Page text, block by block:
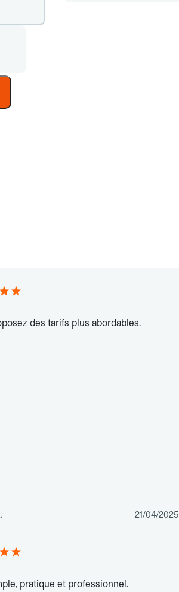
des tarifs plus abordables.
21/04/2025
pratique et professionnel.